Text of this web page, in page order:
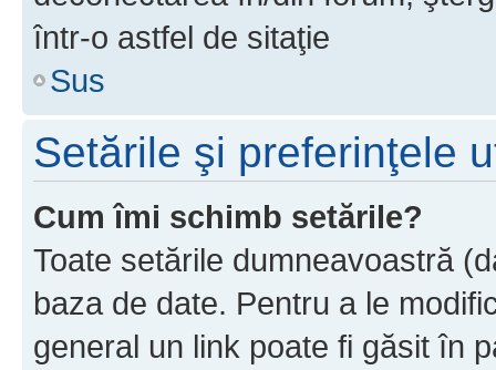
într-o astfel de sitaţie
Sus
Setările şi preferinţele
Cum îmi schimb setările?
Toate setările dumneavoastră
baza de date. Pentru a le
general un link poate fi găsit în